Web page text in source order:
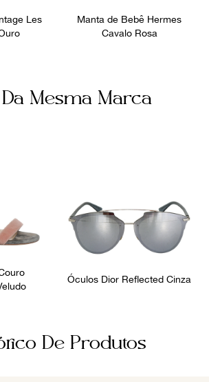
Les
Manta de Bebê Hermes
Cavalo Rosa
Mesma Marca
Óculos Dior Reflected Cinza
De Produtos